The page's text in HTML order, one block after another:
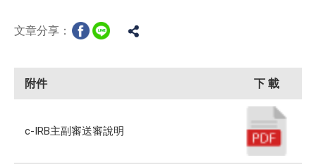
文章分享：
附件 下 載
c-IRB主副審送審說明